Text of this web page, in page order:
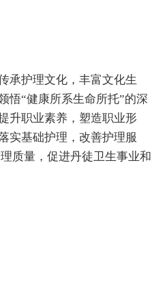
承护理文化，丰富文化生
悟“健康所系生命所托”的深
升职业素养，塑造职业形
实基础护理，改善护理服
质量，促进丹徒卫生事业和